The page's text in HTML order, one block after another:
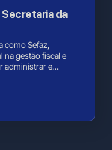
Secretaria da
como Sefaz,
na gestão fiscal e
administrar e…